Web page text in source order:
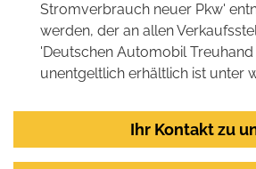
Stromverbrauch neuer Pkw'
werden, der an allen
'Deutschen Automobil Treuhand
unentgeltlich erhältlich ist unter
Ihr Kontakt zu